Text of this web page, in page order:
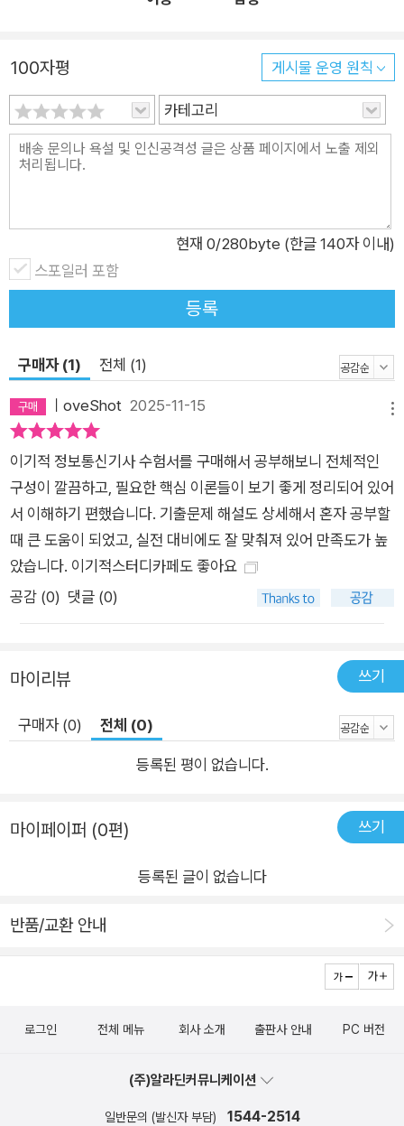
100자평 게시물 운영 원칙
카테고리
현재 0/280byte (한글 140자 이내)
스포일러 포함
등록
구매자 (1) 전체 (1)
ㅣoveShot 2025-11-15
이기적 정보통신기사 수험서를 구매해서 공부해보니 전체적인
구성이 깔끔하고, 필요한 핵심 이론들이 보기 좋게 정리되어 있어
서 이해하기 편했습니다. 기출문제 해설도 상세해서 혼자 공부할
때 큰 도움이 되었고, 실전 대비에도 잘 맞춰져 있어 만족도가 높
았습니다. 이기적스터디카페도 좋아요
공감 (0) 댓글 (0)
마이리뷰 쓰기
구매자 (0) 전체 (0)
등록된 평이 없습니다.
마이페이퍼 (0편) 쓰기
등록된 글이 없습니다
반품/교환 안내
로그인 전체 메뉴 회사 소개 출판사 안내 PC 버전
(주)알라딘커뮤니케이션
일반문의 (발신자 부담) 1544-2514